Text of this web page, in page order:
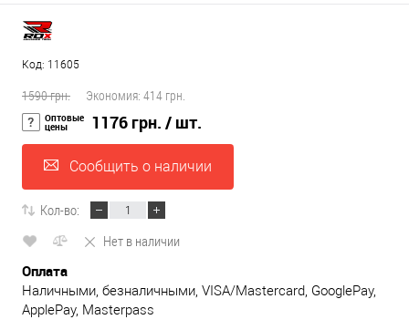
Код: 11605
1590 грн. Экономия: 414 грн.
Оптовые
цены 1176 грн. / шт.
Сообщить о наличии
Кол-во:
Нет в наличии
Оплата
Наличными, безналичными, VISA/Mastercard, GooglePay,
ApplePay, Masterpass